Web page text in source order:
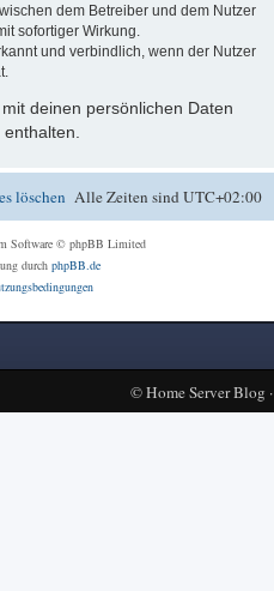
dem Betreiber und dem Nutzer
sofortiger Wirkung.
und verbindlich, wenn der Nutzer
deinen persönlichen Daten
Alle Zeiten sindUTC+02:00
löschen
Software © phpBB Limited
durch phpBB.de
©Home Server Blog